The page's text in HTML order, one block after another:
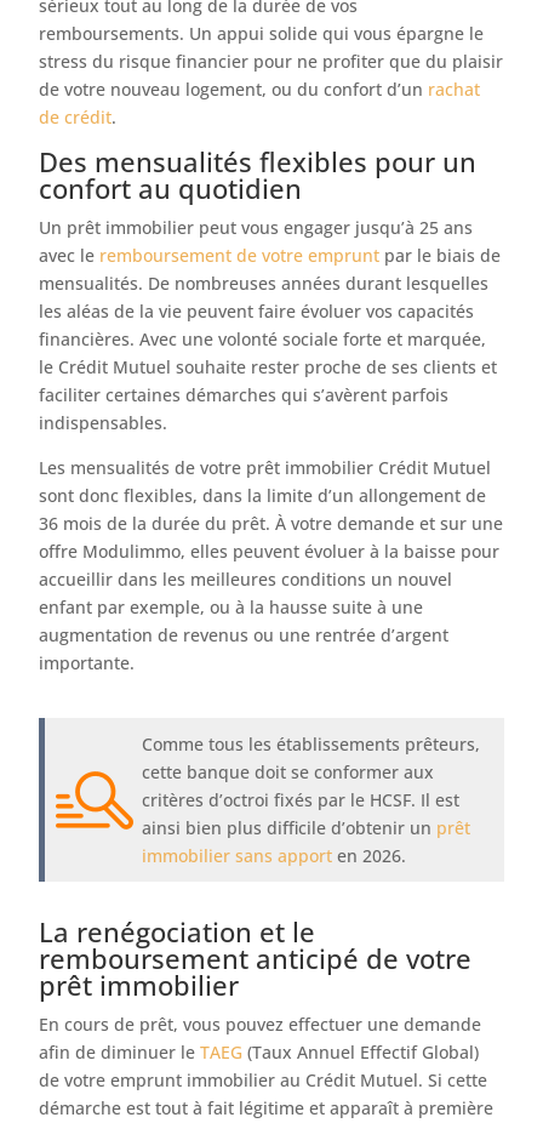
sérieux tout au long de la durée de vos
remboursements. Un appui solide qui vous épargne le
stress du risque financier pour ne profiter que du plaisir
de votre nouveau logement, ou du confort d’un rachat
de crédit.
Des mensualités flexibles pour un
confort au quotidien
Un prêt immobilier peut vous engager jusqu’à 25 ans
avec le remboursement de votre emprunt par le biais de
mensualités. De nombreuses années durant lesquelles
les aléas de la vie peuvent faire évoluer vos capacités
financières. Avec une volonté sociale forte et marquée,
le Crédit Mutuel souhaite rester proche de ses clients et
faciliter certaines démarches qui s’avèrent parfois
indispensables.
Les mensualités de votre prêt immobilier Crédit Mutuel
sont donc flexibles, dans la limite d’un allongement de
36 mois de la durée du prêt. À votre demande et sur une
offre Modulimmo, elles peuvent évoluer à la baisse pour
accueillir dans les meilleures conditions un nouvel
enfant par exemple, ou à la hausse suite à une
augmentation de revenus ou une rentrée d’argent
importante.
Comme tous les établissements prêteurs,
cette banque doit se conformer aux
critères d’octroi fixés par le HCSF. Il est
ainsi bien plus difficile d’obtenir un prêt
immobilier sans apport en 2026.
La renégociation et le
remboursement anticipé de votre
prêt immobilier
En cours de prêt, vous pouvez effectuer une demande
afin de diminuer leTAEG (Taux Annuel Effectif Global)
de votre emprunt immobilier au Crédit Mutuel. Si cette
démarche est tout à fait légitime et apparaît à première